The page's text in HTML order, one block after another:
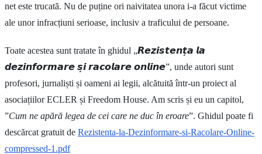
net este trucată. Nu de puține ori naivitatea unora i-a făcut victime
ale unor infracțiuni serioase, inclusiv a traficului de persoane.
Toate acestea sunt tratate în ghidul „𝙍𝙚𝙯𝙞𝙨𝙩𝙚𝙣𝙩̦𝙖 𝙡𝙖
𝙙𝙚𝙯𝙞𝙣𝙛𝙤𝙧𝙢𝙖𝙧𝙚 𝙨̦𝙞 𝙧𝙖𝙘𝙤𝙡𝙖𝙧𝙚 𝙤𝙣𝙡𝙞𝙣𝙚”, unde autori sunt
profesori, jurnaliști și oameni ai legii, alcătuită într-un proiect al
asociațiilor ECLER și Freedom House. Am scris și eu un capitol,
”Cum ne apără legea de cei care ne duc în eroare”. Ghidul poate fi
descărcat gratuit de Rezistenta-la-Dezinformare-si-Racolare-Online-
compressed-1.pdf